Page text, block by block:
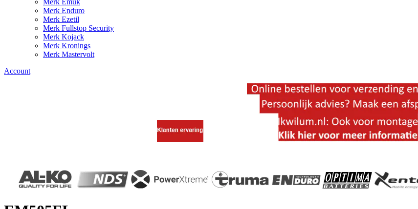
Merk Emuk
Merk Enduro
Merk Ezetil
Merk Fullstop Security
Merk Kojack
Merk Kronings
Merk Mastervolt
Account